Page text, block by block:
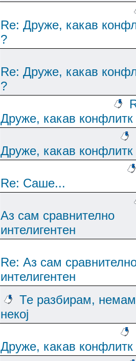
Re: Друже, какав
?
Re: Друже, какав
?
Друже, какав конфлитк
Друже, какав конфлитк
Re: Саше...
Аз сам сравнително
интелигентен
Re: Аз сам
интелигентен
Те разбирам, немам
некој
Друже, какав конфлитк